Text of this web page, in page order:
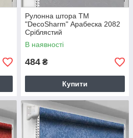
Рулонна штора TM
"DecoSharm" Арабеска 2082
Сріблястий
В наявності
484 ₴
Купити